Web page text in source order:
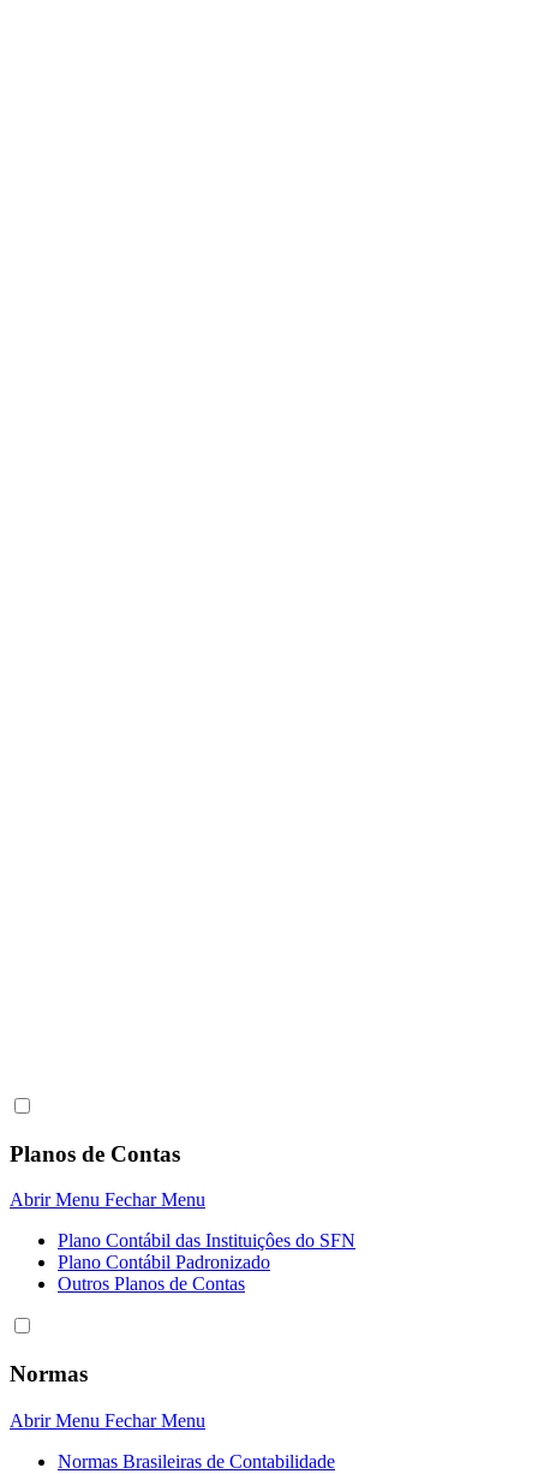
Planos de Contas
Abrir Menu Fechar Menu
Plano Contábil das Instituiçôes do SFN
Plano Contábil Padronizado
Outros Planos de Contas
Normas
Abrir Menu Fechar Menu
Normas Brasileiras de Contabilidade